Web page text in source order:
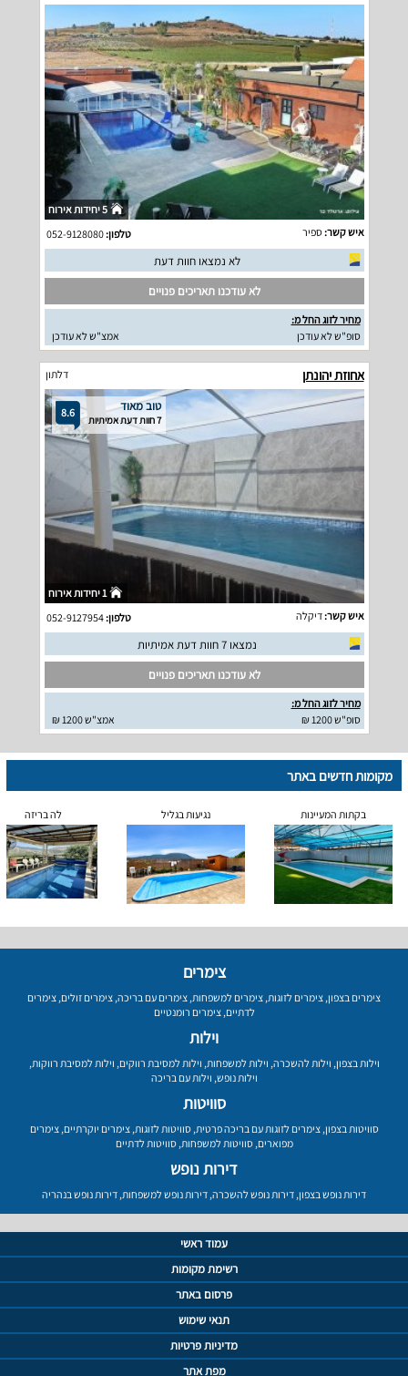
5 יחידות אירוח
איש קשר:ספיר טלפון:052-9128080
לא נמצאו חוות דעת
לא עודכנו תאריכים פנויים
מחיר לזוג החל מ:
סופ"ש לא עודכן
אמצ"ש לא עודכן
אחוזת יהונתן דלתון
8.6 טוב מאוד
7 חוות דעת אמיתיות
1 יחידות אירוח
איש קשר:דיקלה טלפון:052-9127954
נמצאו 7 חוות דעת אמיתיות
לא עודכנו תאריכים פנויים
מחיר לזוג החל מ:
סופ"ש 1200 ₪
אמצ"ש 1200 ₪
מקומות חדשים באתר
בקתות המעיינות נגיעות בגליל לה בריזה
צימרים
צימרים בצפון, צימרים לזוגות, צימרים למשפחות, צימרים עם בריכה, צימרים זולים, צימרים
לדתיים,צימרים רומנטיים
וילות
וילות בצפון, וילות להשכרה, וילות למשפחות, וילות למסיבת רווקים, וילות למסיבת רווקות,
וילות נופש, וילות עם בריכה
סוויטות
סוויטות בצפון,צימרים לזוגות עם בריכה פרטית,סוויטות לזוגות,צימרים יוקרתיים,צימרים
מפוארים,סוויטות למשפחות,סוויטות לדתיים
דירות נופש
דירות נופש בצפון, דירות נופש להשכרה, דירות נופש למשפחות, דירות נופש בנהריה
עמוד ראשי
רשימת מקומות
פרסום באתר
תנאי שימוש
מדיניות פרטיות
מפת אתר